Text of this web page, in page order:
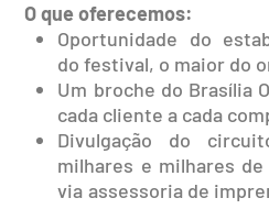
O que oferecemos:
Oportunidade do
do festival, o maior do
Um broche do Brasília
cada cliente a cada
Divulgação do
milhares e milhares
via assessoria de